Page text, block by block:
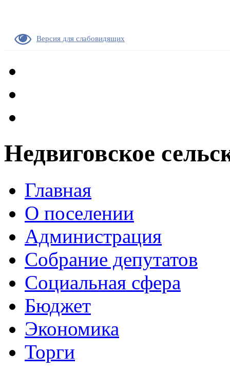
Версия для слабовидящих
Недвиговское
Главная
О поселении
Администрация
Собрание депутатов
Социальная сфера
Бюджет
Экономика
Торги